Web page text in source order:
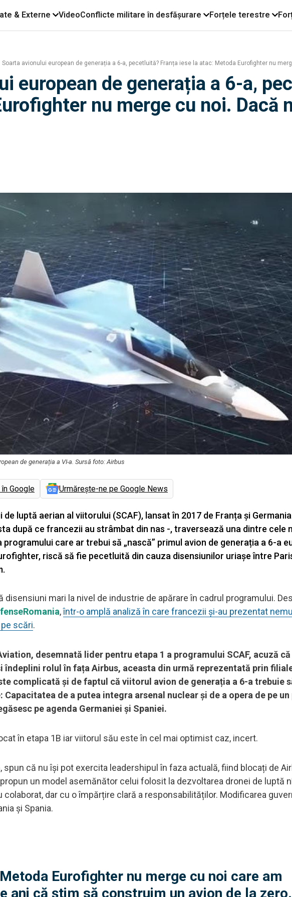
& Externe VideoConflicte militare în desfășurare Forțele terestre
Soarta avionului european de generația a 6-a, pecetluită? Franța iese la atac: Metoda Eurofighter nu
european de generația a 6-a,
nu merge cu noi. Dacă
de generația a VI-a. Sursă foto: Airbus
Google Urmărește-ne pe Google News
luptă aerian al viitorului (SCAF), lansat în 2017 de Franța și
după ce francezii au strâmbat din nas -, traversează una dintre cele
care ar trebui să „nască” primul avion de generația a 6-a
riscă să fie pecetluită din cauza disensiunilor uriașe între
mari la nivel de industrie de apărare în cadrul programului.
,într-o amplă analiză în care francezii și-au prezentat
scări.
desemnată lider pentru etapa 1 a programului SCAF, acuză că
îndeplini rolul în fața Airbus, aceasta din urmă reprezentată prin
complicată și de faptul că viitorul avion de generația a 6-a trebuie
de a putea integra arsenal nuclear și de a opera de pe
pe agenda Germaniei și Spaniei.
în etapa 1B iar viitorul său este în cel mai optimist caz, incert.
spun că nu își pot exercita leadershipul în faza actuală, fiind blocați de
un model asemănător celui folosit la dezvoltarea dronei de luptă
colaborat, dar cu o împărțire clară a responsabilităților. Modificarea
și Spania.
Eurofighter nu merge cu noi care am
ani că știm să construim un avion de la